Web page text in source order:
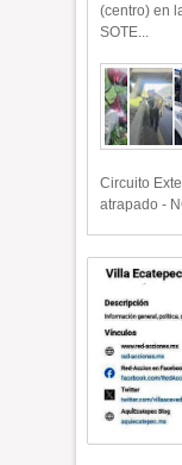
(centro) en
SOTE...
Circuito
atrapado -